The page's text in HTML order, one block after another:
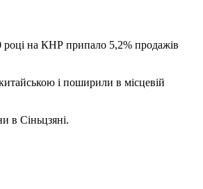
році на КНР припало 5,2% продажів
і поширили в місцевій
в Сіньцзяні.